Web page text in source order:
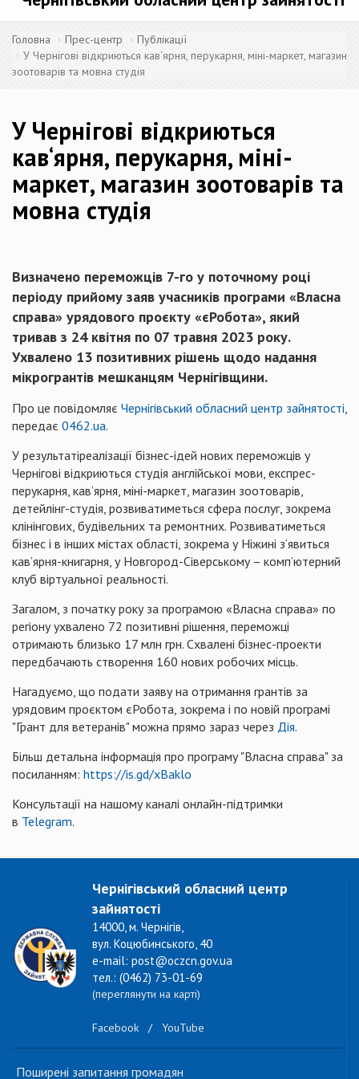
Головна Прес-центр
Публікації
У Чернігові відкриються кав‘ярня, перукарня, міні-маркет, магазин
зоотоварів та мовна студія
У Чернігові відкриються
кав‘ярня, перукарня, міні-
маркет, магазин зоотоварів та
мовна студія
Визначено переможців 7-го у поточному році
періоду прийому заяв учасників програми «Власна
справа» урядового проєкту «єРобота», який
тривав з 24 квітня по 07 травня 2023 року.
Ухвалено 13 позитивних рішень щодо надання
мікрогрантів мешканцям Чернігівщини.
Про це повідомляє Чернігівський обласний центр зайнятості,
передає 0462.ua.
У результатіреалізації бізнес-ідей нових переможців у
Чернігові відкриються студія англійської мови, експрес-
перукарня, кав’ярня, міні-маркет, магазин зоотоварів,
детейлінг-студія, розвиватиметься сфера послуг, зокрема
клінінгових, будівельних та ремонтних. Розвиватиметься
бізнес і в інших містах області, зокрема у Ніжині з‘явиться
кав’ярня-книгарня, у Новгород-Сіверському – комп’ютерний
клуб віртуальної реальності.
Загалом, з початку року за програмою «Власна справа» по
регіону ухвалено 72 позитивні рішення, переможці
отримають близько 17 млн грн. Схвалені бізнес-проекти
передбачають створення 160 нових робочих місць.
Нагадуємо, що подати заяву на отримання грантів за
урядовим проєктом єРобота, зокрема і по новій програмі
"Грант для ветеранів" можна прямо зараз через Дія.
Більш детальна інформація про програму "Власна справа" за
посиланням: https://is.gd/xBaklo
Консультації на нашому каналі онлайн-підтримки
в Telegram.
Чернігівський обласний центр
зайнятості
14000, м. Чернігів,
вул. Коцюбинського, 40
e-mail: post@oczcn.gov.ua
тел.: (0462) 73-01-69
(переглянути на карті)
Facebook / YouTube
Поширені запитання громадян